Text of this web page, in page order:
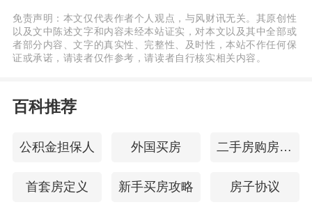
据榜单数据，2025年中国建筑
（601668.SH）营收率先突破20000亿元，
包类企业的营收能力可见一斑。TOP2-5名分
（600019.SH）、海尔智家（600690.SH）
2000亿元。
免责声明：本文仅代表作者个人观点，与风财讯无关。其原创性
以及文中陈述文字和内容未经本站证实，对本文以及其中全部或
者部分内容、文字的真实性、完整性、及时性，本站不作任何保
证或承诺，请读者仅作参考，请读者自行核实相关内容。
百科推荐
公积金担保人 外国买房 二手房购房合同注意事项
首套房定义 新手买房攻略 房子协议